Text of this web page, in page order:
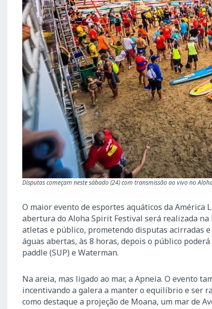
Disputas começam neste sábado (24) com transmissão ao vivo no
O maior evento de esportes aquáticos da
abertura do Aloha Spirit Festival será realizada
atletas e público, prometendo disputas acirradas
águas abertas, às 8 horas, depois o público
paddle (SUP) e Waterman.
Na areia, mas ligado ao mar, a Apneia. O evento
incentivando a galera a manter o equilíbrio e ser
como destaque a projeção de Moana, um mar de